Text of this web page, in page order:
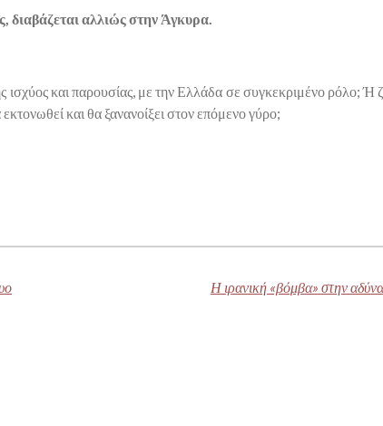
διαβάζεται αλλιώς στην Άγκυρα.
ισχύος και παρουσίας, με την Ελλάδα σε συγκεκριμένο ρόλο; Ή
και θα ξανανοίξει στον επόμενο γύρο;
Η ιρανική «βόμβα» στην